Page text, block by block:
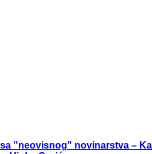
"neovisnog" novinarstva –